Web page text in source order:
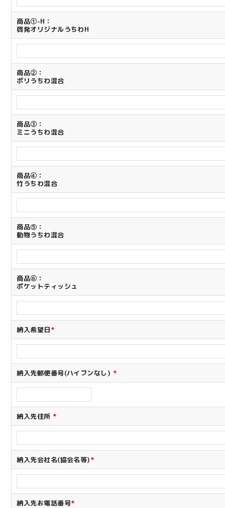
商品①-H：
啓発オリジナルうちわH
商品②：
ポリうちわ混合
商品③：
ミニうちわ混合
商品④：
竹うちわ混合
商品⑤：
動物うちわ混合
商品⑥：
ポケットティッシュ
納入希望日*
納入先郵便番号(ハイフンなし) *
納入先住所 *
納入先会社名(協会名等)*
納入先お電話番号*